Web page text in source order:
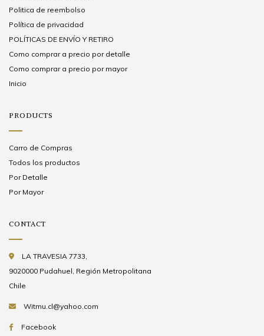
Politica de reembolso
Política de privacidad
POLÍTICAS DE ENVÍO Y RETIRO
Como comprar a precio por detalle
Como comprar a precio por mayor
Inicio
PRODUCTS
Carro de Compras
Todos los productos
Por Detalle
Por Mayor
CONTACT
LA TRAVESIA 7733,
9020000 Pudahuel, Región Metropolitana
Chile
Witmu.cl@yahoo.com
Facebook